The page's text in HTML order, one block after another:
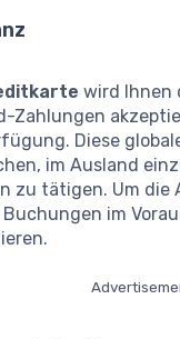
wird Ihnen
Zahlungen
Diese
im Ausland
zu tätigen. Um die
im